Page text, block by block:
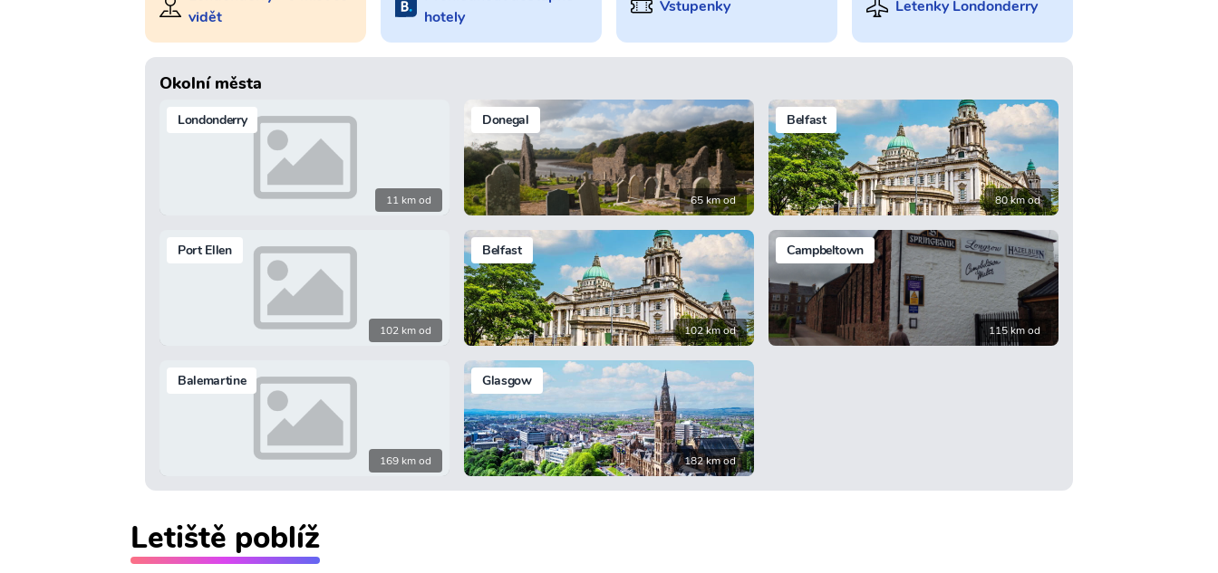
vidět
hotely
Vstupenky Letenky Londonderry
Okolní města
Londonderry
11 km od
Donegal
65 km od
Belfast
80 km od
Port Ellen
102 km od
Belfast
102 km od
Campbeltown
115 km od
Balemartine
169 km od
Glasgow
182 km od
Letiště poblíž